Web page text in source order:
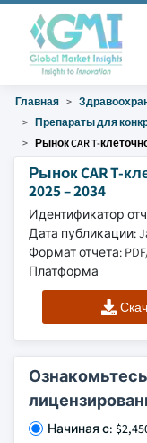
Главная
Препараты для
Рынок CAR T-
Рынок CAR T-
2025 – 2034
Идентификатор
Дата публикации:
Формат отчета:
Платформа
Начиная с: